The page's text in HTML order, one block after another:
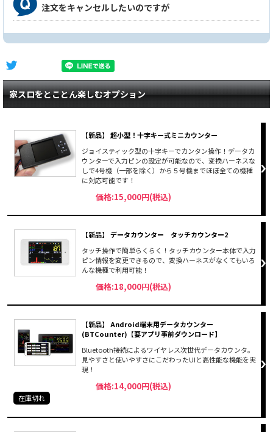
注文をキャンセルしたいのですが
家スロをとことん楽しむオプション
【新品】 超小型！十字キー式ミニカウンター
ジョイスティック型の十字キーでカンタン操作！データカ
ウンターで入力ピンの設定が可能なので、変換ハーネスな
しで4号機（一部を除く）から５号機までほぼ全ての機種
に対応可能です！
価格:15,000円(税込)
【新品】 データカウンター タッチカウンター2
タッチ操作で簡単らくらく！タッチカウンター本体で入力
ピン情報を変更できるので、変換ハーネスがなくてもいろ
んな機種で利用可能！
価格:18,000円(税込)
【新品】 Android端末用データカウンター
(BTCounter)【要アプリ事前ダウンロード】
Bluetooth接続によるワイヤレス次世代データカウンタ。
見やすさと使いやすさにこだわったUIと高性能な機能を実
現！
価格:14,000円(税込)
在庫切れ